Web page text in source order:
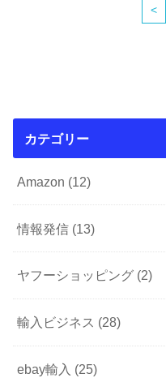
<
カテゴリー
Amazon (12)
情報発信 (13)
ヤフーショッピング (2)
輸入ビジネス (28)
ebay輸入 (25)